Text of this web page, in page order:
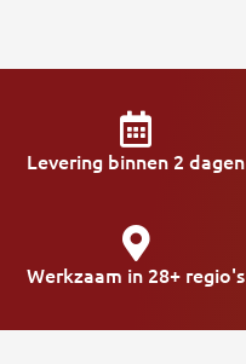
Levering binnen 2 dagen
Werkzaam in 28+ regio's